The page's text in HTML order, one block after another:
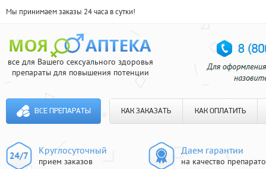
Мы принимаем заказы 24 часа в сутки!
все для Вашего сексуального здоровья
препараты для повышения потенции
ВСЕ ПРЕПАРАТЫ КАК ЗАКАЗАТЬ КАК ОПЛАТИТЬ
Круглосуточный
прием заказов
Даем гарантии
на качество